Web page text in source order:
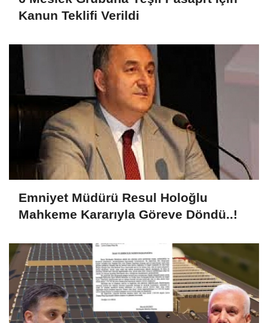
Kanun Teklifi Verildi
Emniyet Müdürü Resul Holoğlu
Mahkeme Kararıyla Göreve Döndü..!